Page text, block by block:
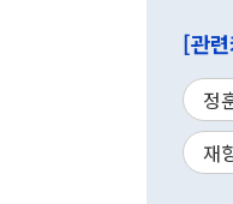
[관
정
재